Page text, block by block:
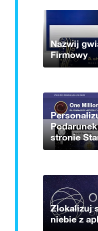
Nazwij
Firmowy
stronie
Zlokalizuj
niebie z